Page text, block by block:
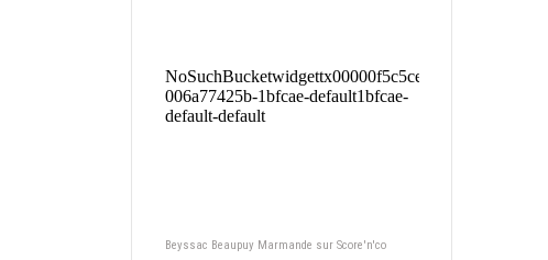
Beyssac Beaupuy Marmande sur Score'n'co